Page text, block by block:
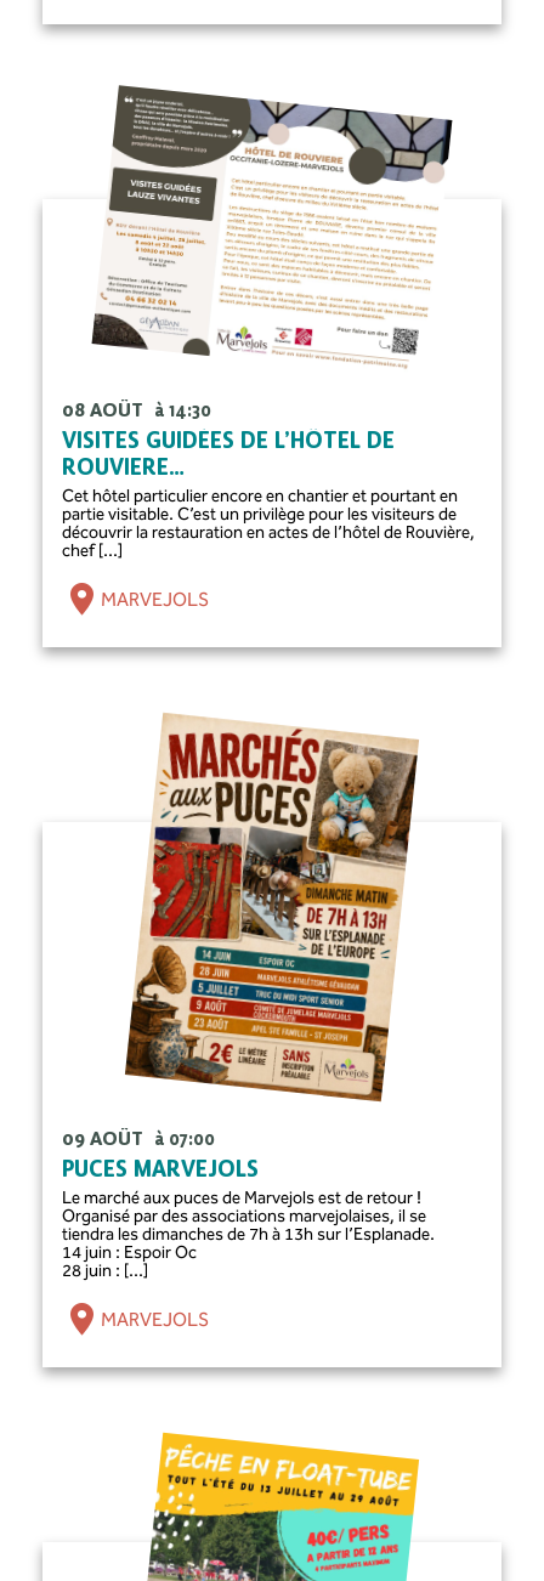
08 AOÛT à 14:30
VISITES GUIDÉES DE L’HÔTEL DE
ROUVIERE…
Cet hôtel particulier encore en chantier et pourtant en
partie visitable. C’est un privilège pour les visiteurs de
découvrir la restauration en actes de l’hôtel de Rouvière,
chef [...]
MARVEJOLS
09 AOÛT à 07:00
PUCES MARVEJOLS
Le marché aux puces de Marvejols est de retour !
Organisé par des associations marvejolaises, il se
tiendra les dimanches de 7h à 13h sur l’Esplanade.
14 juin : Espoir Oc
28 juin : [...]
MARVEJOLS